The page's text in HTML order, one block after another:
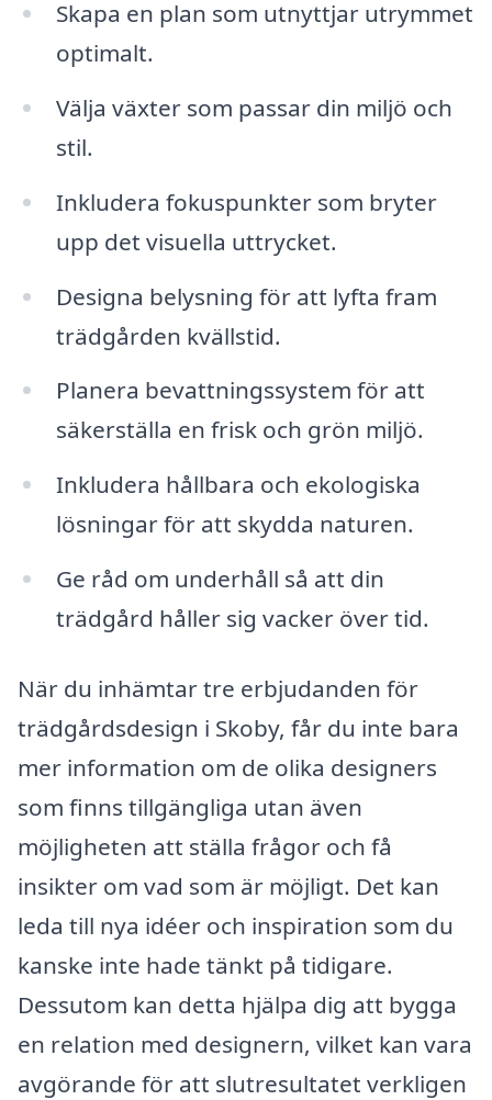
Skapa en plan som utnyttjar utrymmet
optimalt.
Välja växter som passar din miljö och
stil.
Inkludera fokuspunkter som bryter
upp det visuella uttrycket.
Designa belysning för att lyfta fram
trädgården kvällstid.
Planera bevattningssystem för att
säkerställa en frisk och grön miljö.
Inkludera hållbara och ekologiska
lösningar för att skydda naturen.
Ge råd om underhåll så att din
trädgård håller sig vacker över tid.
När du inhämtar tre erbjudanden för
trädgårdsdesign i Skoby, får du inte bara
mer information om de olika designers
som finns tillgängliga utan även
möjligheten att ställa frågor och få
insikter om vad som är möjligt. Det kan
leda till nya idéer och inspiration som du
kanske inte hade tänkt på tidigare.
Dessutom kan detta hjälpa dig att bygga
en relation med designern, vilket kan vara
avgörande för att slutresultatet verkligen